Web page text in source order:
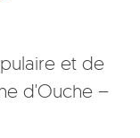
et de
d'Ouche –